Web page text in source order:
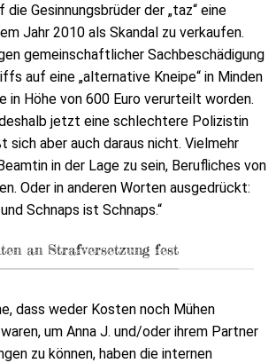
Gesinnungsbrüder der „taz“ eine
Jahr 2010 als Skandal zu verkaufen.
gemeinschaftlicher Sachbeschädigung
auf eine „alternative Kneipe“ in Minden
in Höhe von 600 Euro verurteilt worden.
jetzt eine schlechtere Polizistin
sich aber auch daraus nicht. Vielmehr
in der Lage zu sein, Berufliches von
Oder in anderen Worten ausgedrückt:
Schnaps ist Schnaps.“
an Strafversetzung fest
dass weder Kosten noch Mühen
um Anna J. und/oder ihrem Partner
zu können, haben die internen